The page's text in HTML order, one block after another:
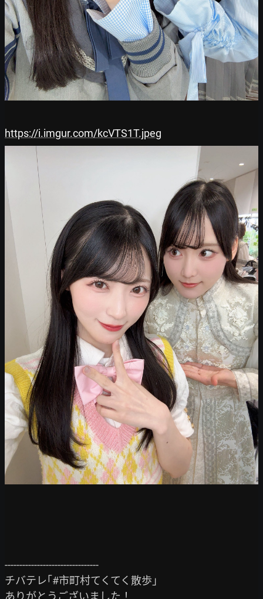
https://i.imgur.com/kcVTS1T.jpeg
--------------------------------
チバテレ｢#市町村てくてく散歩｣